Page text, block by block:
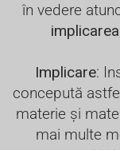
în vedere
implicarea
Implicare:
concepută
materie și
mai multe